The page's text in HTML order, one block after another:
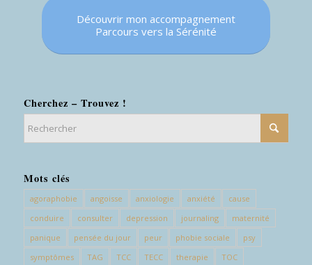
Découvrir mon accompagnement
Parcours vers la Sérénité
Cherchez – Trouvez !
Mots clés
agoraphobie angoisse anxiologie anxiété
cause
conduire
consulter depression journaling
maternité
panique
pensée du jour peur phobie sociale
psy
symptômes
TAG TCC TECC therapie TOC